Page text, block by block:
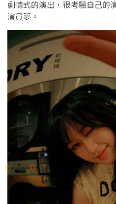
劇情式的演出，很考驗自己的
演員夢。